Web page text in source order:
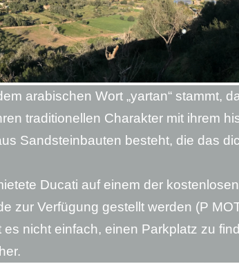
arabischen Wort „yartan“ stammt,
traditionellen Charakter mit ihrem
Sandsteinbauten besteht, die das
Ducati auf einem der
zur Verfügung gestellt werden (P
nicht einfach, einen Parkplatz zu